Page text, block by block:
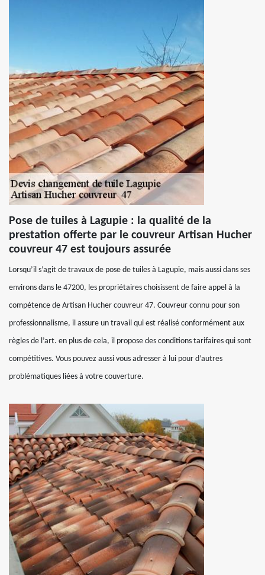
Pose de tuiles à Lagupie : la qualité de la
prestation offerte par le couvreur Artisan Hucher
couvreur 47 est toujours assurée
Lorsqu’il s’agit de travaux de pose de tuiles à Lagupie, mais aussi dans ses
environs dans le 47200, les propriétaires choisissent de faire appel à la
compétence de Artisan Hucher couvreur 47. Couvreur connu pour son
professionnalisme, il assure un travail qui est réalisé conformément aux
règles de l’art. en plus de cela, il propose des conditions tarifaires qui sont
compétitives. Vous pouvez aussi vous adresser à lui pour d’autres
problématiques liées à votre couverture.